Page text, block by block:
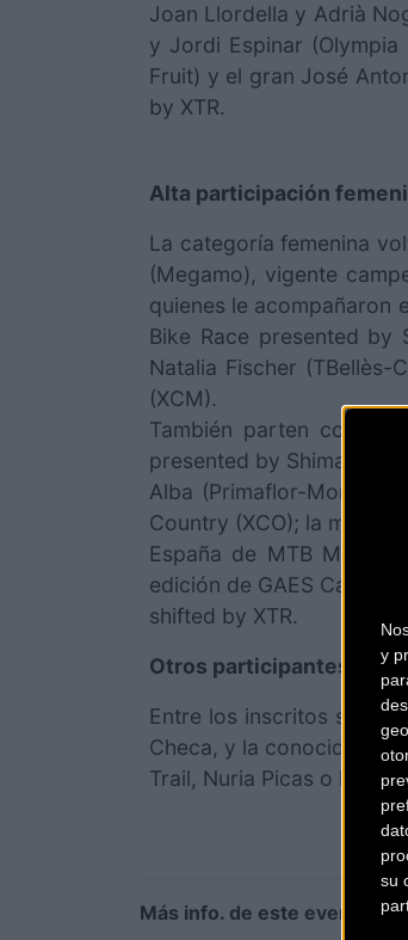
y
su
Joan Llordella y Adrià
y Jordi Espinar
Fruit) y el gran José
by XTR.
Alta participación
La categoría femenina
(Megamo), vigente
quienes le acompañaron
Bike Race presented by
Natalia Fischer
(XCM).
También parten con
presented by Shimano
Alba (Primaflor-
Country (XCO); la múltiple
España de MTB
edición de GAES
shifted by XTR.
Otros participantes
Entre los inscritos se
Checa, y la conocida
Trail, Nuria Picas o la
Más info. de este evento